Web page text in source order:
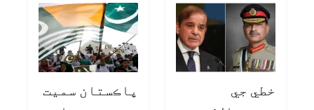
خطي جي
پاڪستان سميت